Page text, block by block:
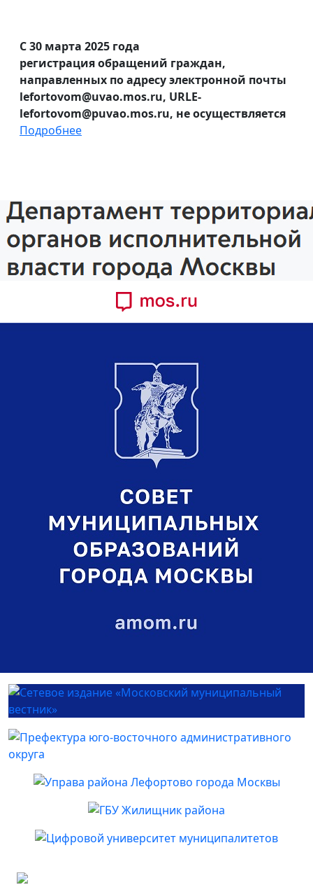
С 30 марта 2025 года
регистрация обращений граждан,
направленных по адресу электронной почты
lefortovom@uvao.mos.ru, URLE-
lefortovom@puvao.mos.ru, не осуществляется
Подробнее